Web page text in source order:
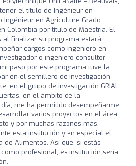
el título de Ingénieur en
Ingénieur en Agriculture Grado
Colombia por título de Maestría. El
al finalizar su programa estará
cargos como ingeniero en
o ingeniero consultor
paso por este programa tuve la
en el semillero de investigación
en el grupo de investigación GRIAL.
en el ámbito de la
día, me ha permitido desempeñarme
varios proyectos en el área
y por muchas razones más,
esta institución y en especial el
de Alimentos. Así que, si estás
profesional, es institución sería